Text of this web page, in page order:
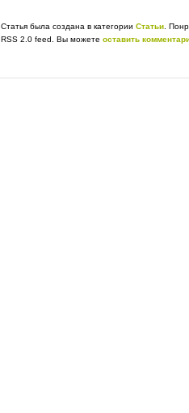
Статья была создана в категории Статьи .
RSS 2.0 feed. Вы можете оставить